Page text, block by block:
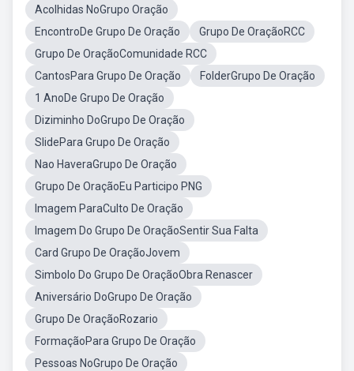
Acolhidas NoGrupo Oração
EncontroDe Grupo De Oração
Grupo De OraçãoRCC
Grupo De OraçãoComunidade RCC
CantosPara Grupo De Oração
FolderGrupo De Oração
1 AnoDe Grupo De Oração
Diziminho DoGrupo De Oração
SlidePara Grupo De Oração
Nao HaveraGrupo De Oração
Grupo De OraçãoEu Participo PNG
Imagem ParaCulto De Oração
Imagem Do Grupo De OraçãoSentir Sua Falta
Card Grupo De OraçãoJovem
Simbolo Do Grupo De OraçãoObra Renascer
Aniversário DoGrupo De Oração
Grupo De OraçãoRozario
FormaçãoPara Grupo De Oração
Pessoas NoGrupo De Oração